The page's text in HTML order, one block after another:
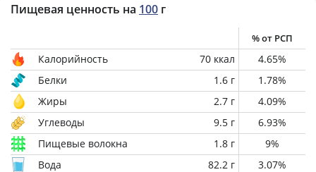
Пищевая ценность на 100 г
% от РСП
Калорийность 70 ккал 4.65%
Белки
1.6 г 1.78%
Жиры
2.7 г 4.09%
Углеводы
9.5 г 6.93%
Пищевые волокна
1.8 г 9%
Вода
82.2 г 3.07%